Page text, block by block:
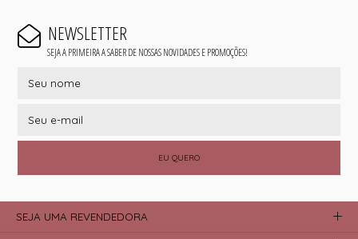
NEWSLETTER
SEJA A PRIMEIRA A SABER DE NOSSAS NOVIDADES E PROMOÇÕES!
EU QUERO
SEJA UMA REVENDEDORA